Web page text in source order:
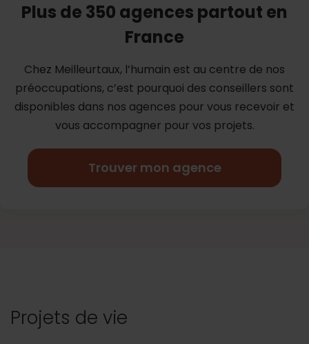
Plus de 350 agences partout en
France
Chez Meilleurtaux, l’humain est au centre de nos
préoccupations, c’est pourquoi des conseillers sont
disponibles dans nos agences pour vous recevoir et
vous accompagner pour vos projets.
Trouver mon agence
Projets de vie